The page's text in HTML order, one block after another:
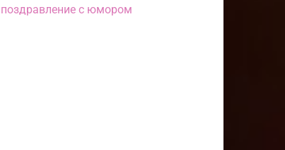
поздравление с юмором